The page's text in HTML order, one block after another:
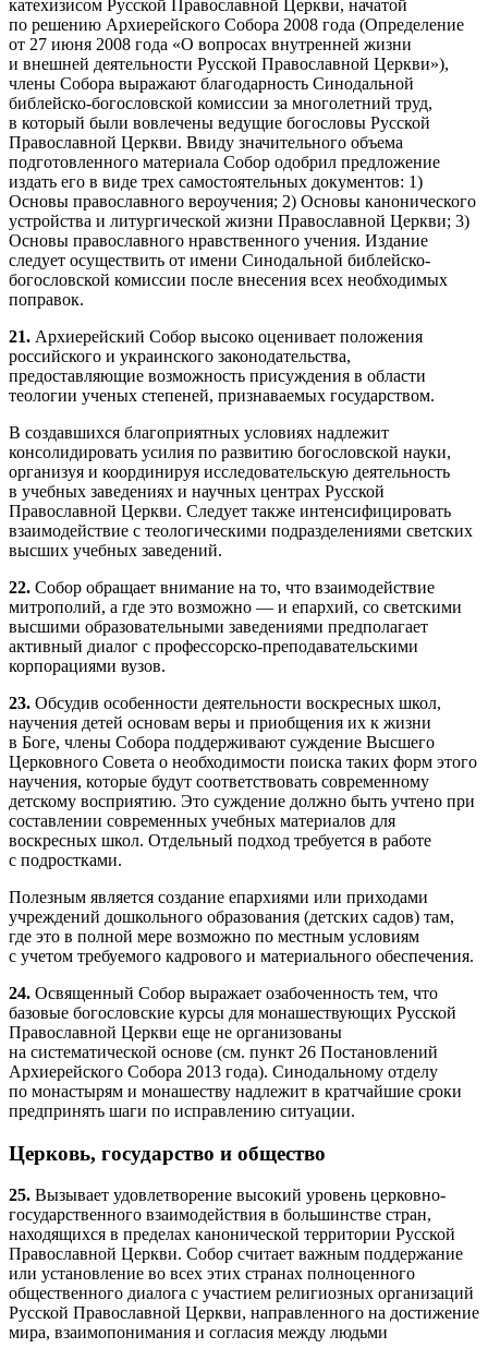
катехизисом Русской Православной Церкви, начатой
по решению Архиерейского Собора 2008 года (Определение
от 27 июня 2008 года «О вопросах внутренней жизни
и внешней деятельности Русской Православной Церкви»),
члены Собора выражают благодарность Синодальной
библейско-богословской комиссии за многолетний труд,
в который были вовлечены ведущие богословы Русской
Православной Церкви. Ввиду значительного объема
подготовленного материала Собор одобрил предложение
издать его в виде трех самостоятельных документов: 1)
Основы православного вероучения; 2) Основы канонического
устройства и литургической жизни Православной Церкви; 3)
Основы православного нравственного учения. Издание
следует осуществить от имени Синодальной библейско-
богословской комиссии после внесения всех необходимых
поправок.
21. Архиерейский Собор высоко оценивает положения
российского и украинского законодательства,
предоставляющие возможность присуждения в области
теологии ученых степеней, признаваемых государством.
В создавшихся благоприятных условиях надлежит
консолидировать усилия по развитию богословской науки,
организуя и координируя исследовательскую деятельность
в учебных заведениях и научных центрах Русской
Православной Церкви. Следует также интенсифицировать
взаимодействие с теологическими подразделениями светских
высших учебных заведений.
22. Собор обращает внимание на то, что взаимодействие
митрополий, а где это возможно — и епархий, со светскими
высшими образовательными заведениями предполагает
активный диалог с профессорско-преподавательскими
корпорациями вузов.
23. Обсудив особенности деятельности воскресных школ,
научения детей основам веры и приобщения их к жизни
в Боге, члены Собора поддерживают суждение Высшего
Церковного Совета о необходимости поиска таких форм этого
научения, которые будут соответствовать современному
детскому восприятию. Это суждение должно быть учтено при
составлении современных учебных материалов для
воскресных школ. Отдельный подход требуется в работе
с подростками.
Полезным является создание епархиями или приходами
учреждений дошкольного образования (детских садов) там,
где это в полной мере возможно по местным условиям
с учетом требуемого кадрового и материального обеспечения.
24. Освященный Собор выражает озабоченность тем, что
базовые богословские курсы для монашествующих Русской
Православной Церкви еще не организованы
на систематической основе (см. пункт 26 Постановлений
Архиерейского Собора 2013 года). Синодальному отделу
по монастырям и монашеству надлежит в кратчайшие сроки
предпринять шаги по исправлению ситуации.
Церковь, государство и общество
25. Вызывает удовлетворение высокий уровень церковно-
государственного взаимодействия в большинстве стран,
находящихся в пределах канонической территории Русской
Православной Церкви. Собор считает важным поддержание
или установление во всех этих странах полноценного
общественного диалога с участием религиозных организаций
Русской Православной Церкви, направленного на достижение
мира, взаимопонимания и согласия между людьми